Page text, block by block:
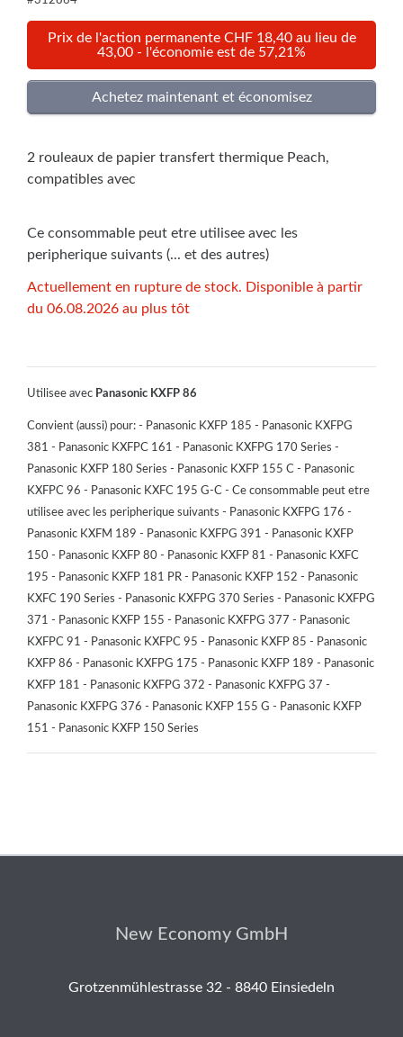
Prix de l'action permanente CHF 18,40 au lieu de
43,00 - l'économie est de 57,21%
2 rouleaux de papier transfert thermique Peach,
compatibles avec
Ce consommable peut etre utilisee avec les
peripherique suivants (... et des autres)
Actuellement en rupture de stock. Disponible à partir
du 06.08.2026 au plus tôt
Utilisee avec Panasonic KXFP 86
Convient (aussi) pour: - Panasonic KXFP 185 - Panasonic KXFPG
381 - Panasonic KXFPC 161 - Panasonic KXFPG 170 Series -
Panasonic KXFP 180 Series - Panasonic KXFP 155 C - Panasonic
KXFPC 96 - Panasonic KXFC 195 G-C - Ce consommable peut etre
utilisee avec les peripherique suivants - Panasonic KXFPG 176 -
Panasonic KXFM 189 - Panasonic KXFPG 391 - Panasonic KXFP
150 - Panasonic KXFP 80 - Panasonic KXFP 81 - Panasonic KXFC
195 - Panasonic KXFP 181 PR - Panasonic KXFP 152 - Panasonic
KXFC 190 Series - Panasonic KXFPG 370 Series - Panasonic KXFPG
371 - Panasonic KXFP 155 - Panasonic KXFPG 377 - Panasonic
KXFPC 91 - Panasonic KXFPC 95 - Panasonic KXFP 85 - Panasonic
KXFP 86 - Panasonic KXFPG 175 - Panasonic KXFP 189 - Panasonic
KXFP 181 - Panasonic KXFPG 372 - Panasonic KXFPG 37 -
Panasonic KXFPG 376 - Panasonic KXFP 155 G - Panasonic KXFP
151 - Panasonic KXFP 150 Series
New Economy GmbH
Grotzenmühlestrasse 32 - 8840 Einsiedeln